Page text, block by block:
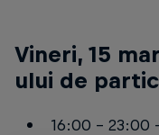
Vineri, 15
ului de
16:00 - 23:00